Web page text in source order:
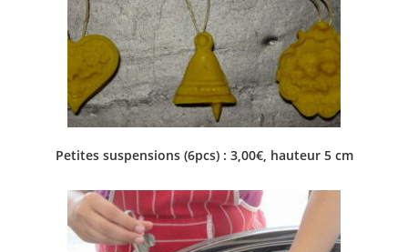
Petites suspensions (6pcs) : 3,00€, hauteur 5 cm